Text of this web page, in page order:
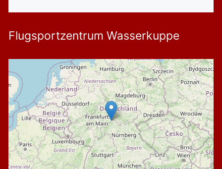
Flugsportzentrum Wasserkuppe